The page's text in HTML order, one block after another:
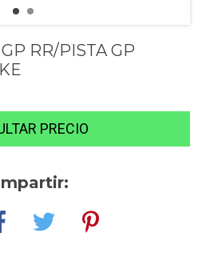
RR/PISTA GP